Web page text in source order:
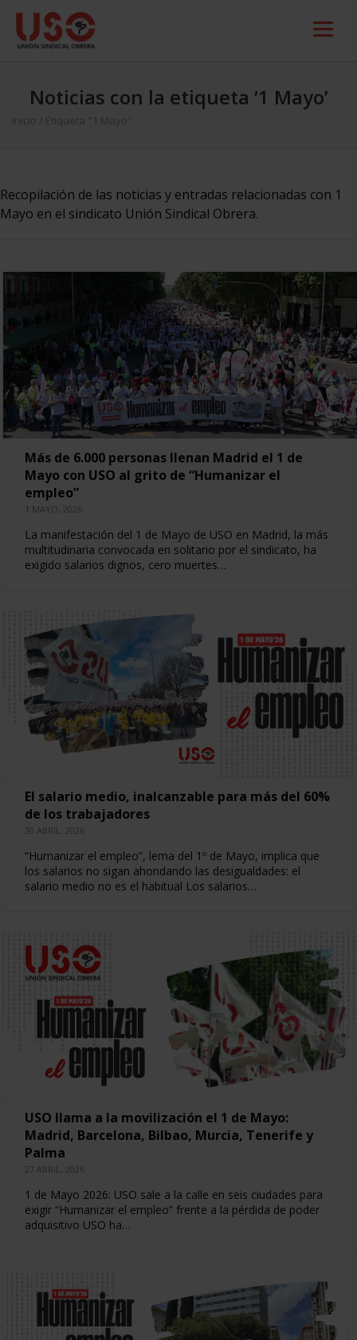
Noticias con la etiqueta ‘1 Mayo’
Inicio Etiqueta "1 Mayo"
Recopilación de las noticias y entradas relacionadas con 1
Mayo en el sindicato Unión Sindical Obrera.
Más de 6.000 personas llenan Madrid el 1 de
Mayo con USO al grito de “Humanizar el
empleo”
1 MAYO, 2026
La manifestación del 1 de Mayo de USO en Madrid, la más
multitudinaria convocada en solitario por el sindicato, ha
exigido salarios dignos, cero muertes…
El salario medio, inalcanzable para más del 60%
de los trabajadores
30 ABRIL, 2026
“Humanizar el empleo”, lema del 1º de Mayo, implica que
los salarios no sigan ahondando las desigualdades: el
salario medio no es el habitual Los salarios…
USO llama a la movilización el 1 de Mayo:
Madrid, Barcelona, Bilbao, Murcia, Tenerife y
Palma
27 ABRIL, 2026
1 de Mayo 2026: USO sale a la calle en seis ciudades para
exigir “Humanizar el empleo” frente a la pérdida de poder
adquisitivo USO ha…